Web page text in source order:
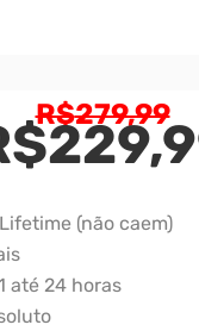
R$279,99O
O
é:
(não caem)
até 24 horas